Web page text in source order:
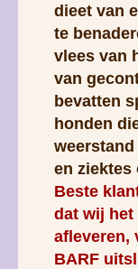
dieet van
te
vlees van
van
bevatten
honden
en ziektes
Beste
dat wij het
afleveren,
BARF